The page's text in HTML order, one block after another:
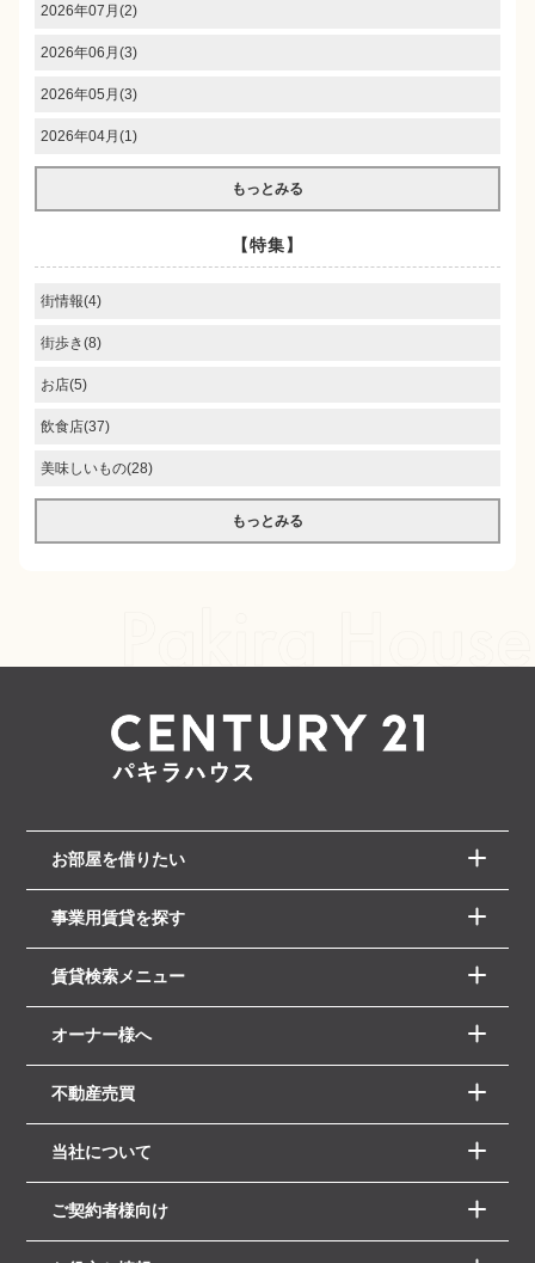
2026年07月(2)
2026年06月(3)
2026年05月(3)
2026年04月(1)
もっとみる
【特集】
街情報(4)
街歩き(8)
お店(5)
飲食店(37)
美味しいもの(28)
もっとみる
お部屋を借りたい
事業用賃貸を探す
賃貸検索メニュー
オーナー様へ
不動産売買
当社について
ご契約者様向け